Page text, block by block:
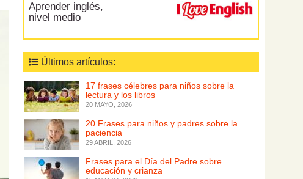
Aprender inglés,
nivel medio
Últimos artículos:
17 frases célebres para niños sobre la
lectura y los libros
20 MAYO, 2026
20 Frases para niños y padres sobre la
paciencia
29 ABRIL, 2026
Frases para el Día del Padre sobre
educación y crianza